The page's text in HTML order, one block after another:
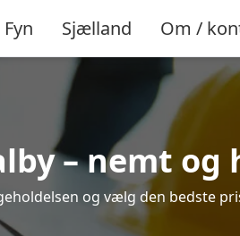
Fyn Sjælland Om /
– nemt
og vælg den bedste